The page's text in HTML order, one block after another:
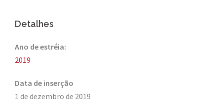
Detalhes
Ano de estréia:
2019
Data de inserção
1 de dezembro de 2019